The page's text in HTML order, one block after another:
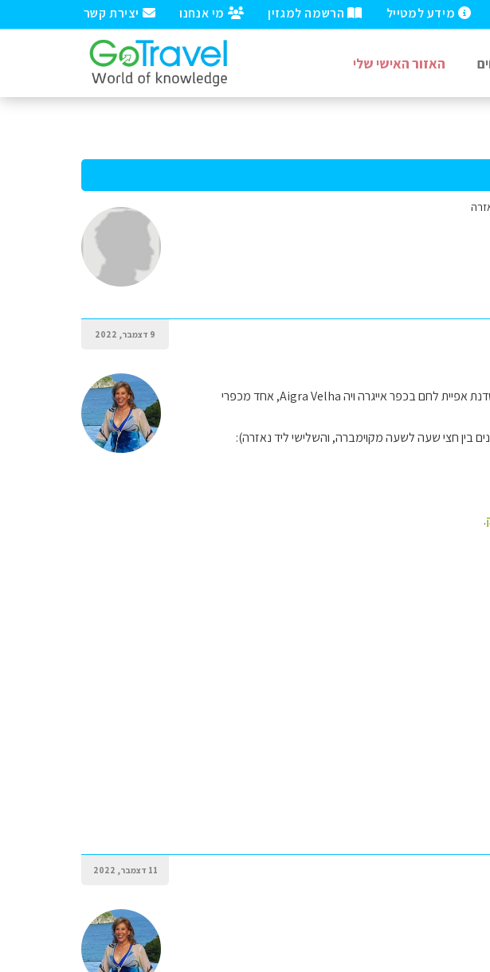
יצירת קשר מי אנחנו הרשמה למגזין מידע למטייל
האזור האישי שלי
9 דצמבר, 2022
יש המלצה לסדנת אפיית לחם בכפר אייגרה ויה Aigra Velha, אחד מכפרי
בין חצי שעה לשעה מקוימברה, והשלישי ליד נאזרה):
.
11 דצמבר, 2022